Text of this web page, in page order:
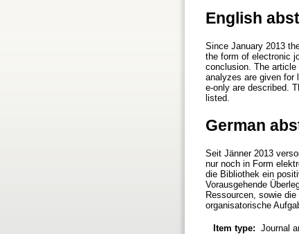
English
Since January 2013
the form of electronic
conclusion. The
analyzes are given for
e-only are described.
listed.
German
Seit Jänner 2013
nur noch in Form
die Bibliothek ein
Vorausgehende
Ressourcen, sowie
organisatorische
Item type: Journal